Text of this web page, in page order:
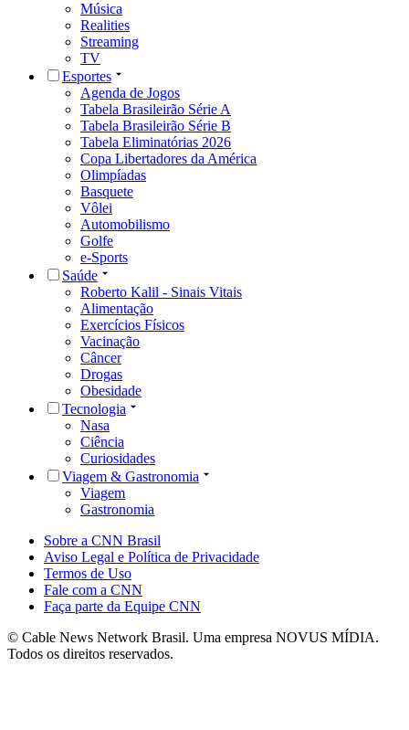
Música
Realities
Streaming
TV
Esportes
Agenda de Jogos
Tabela Brasileirão Série A
Tabela Brasileirão Série B
Tabela Eliminatórias 2026
Copa Libertadores da América
Olimpíadas
Basquete
Vôlei
Automobilismo
Golfe
e-Sports
Saúde
Roberto Kalil - Sinais Vitais
Alimentação
Exercícios Físicos
Vacinação
Câncer
Drogas
Obesidade
Tecnologia
Nasa
Ciência
Curiosidades
Viagem & Gastronomia
Viagem
Gastronomia
Sobre a CNN Brasil
Aviso Legal e Política de Privacidade
Termos de Uso
Fale com a CNN
Faça parte da Equipe CNN
© Cable News Network Brasil. Uma empresa NOVUS MÍDIA.
Todos os direitos reservados.